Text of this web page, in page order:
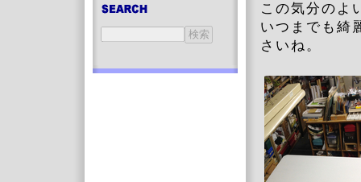
この気分のよ
いつまでも綺
さいね。